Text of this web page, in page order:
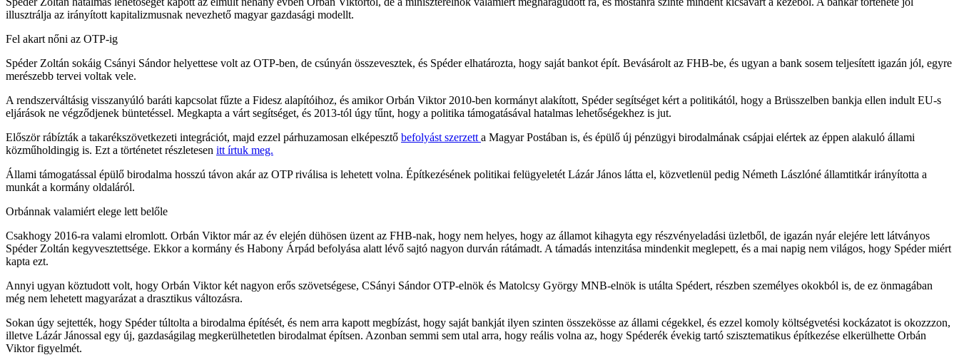
illusztrálja az irányított kapitalizmusnak nevezhető magyar gazdasági modellt.
Fel akart nőni az OTP-ig
Spéder Zoltán sokáig Csányi Sándor helyettese volt az OTP-ben, de csúnyán összevesztek, és Spéder elhatározta, hogy saját bankot épít. Bevásárolt az FHB-be, és ugyan a bank sosem teljesített igazán jól, egyre
merészebb tervei voltak vele.
A rendszerváltásig visszanyúló baráti kapcsolat fűzte a Fidesz alapítóihoz, és amikor Orbán Viktor 2010-ben kormányt alakított, Spéder segítséget kért a politikától, hogy a Brüsszelben bankja ellen indult EU-s
eljárások ne végződjenek büntetéssel. Megkapta a várt segítséget, és 2013-tól úgy tűnt, hogy a politika támogatásával hatalmas lehetőségekhez is jut.
Először rábízták a takarékszövetkezeti integrációt, majd ezzel párhuzamosan elképesztő befolyást szerzett a Magyar Postában is, és épülő új pénzügyi birodalmának csápjai elértek az éppen alakuló állami
közműholdingig is. Ezt a történetet részletesen itt írtuk meg.
Állami támogatással épülő birodalma hosszú távon akár az OTP riválisa is lehetett volna. Építkezésének politikai felügyeletét Lázár János látta el, közvetlenül pedig Németh Lászlóné államtitkár irányította a
munkát a kormány oldaláról.
Orbánnak valamiért elege lett belőle
Csakhogy 2016-ra valami elromlott. Orbán Viktor már az év elején dühösen üzent az FHB-nak, hogy nem helyes, hogy az államot kihagyta egy részvényeladási üzletből, de igazán nyár elejére lett látványos
Spéder Zoltán kegyvesztettsége. Ekkor a kormány és Habony Árpád befolyása alatt lévő sajtó nagyon durván rátámadt. A támadás intenzitása mindenkit meglepett, és a mai napig nem világos, hogy Spéder miért
kapta ezt.
Annyi ugyan köztudott volt, hogy Orbán Viktor két nagyon erős szövetségese, CSányi Sándor OTP-elnök és Matolcsy György MNB-elnök is utálta Spédert, részben személyes okokból is, de ez önmagában
még nem lehetett magyarázat a drasztikus változásra.
Sokan úgy sejtették, hogy Spéder túltolta a birodalma építését, és nem arra kapott megbízást, hogy saját bankját ilyen szinten összekösse az állami cégekkel, és ezzel komoly költségvetési kockázatot is okozzzon,
illetve Lázár Jánossal egy új, gazdaságilag megkerülhetetlen birodalmat építsen. Azonban semmi sem utal arra, hogy reális volna az, hogy Spéderék évekig tartó szisztematikus építkezése elkerülhette Orbán
Viktor figyelmét.